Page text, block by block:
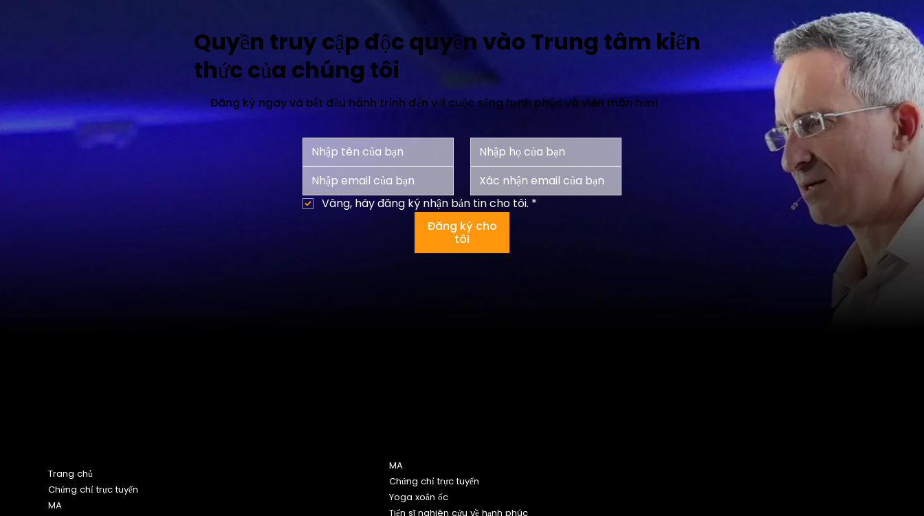
Quyền truy cập độc quyền vào Trung tâm kiến
thức của chúng tôi
Đăng ký ngay và bắt đầu hành trình đến với cuộc sống hạnh phúc và viên mãn hơn!
Vâng, hãy đăng ký nhận bản tin cho tôi. *
Đăng ký cho
tôi
Trang chủ
Chứng chỉ trực tuyến
MA
MA
Chứng chỉ trực tuyến
Yoga xoắn ốc
Tiến sĩ nghiên cứu về hạnh phúc